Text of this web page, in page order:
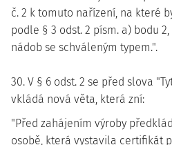
č. 2 k tomuto nařízení, na které
podle § 3 odst. 2 písm. a) bodu
nádob se schváleným typem.".
30. V § 6 odst. 2 se před slova
vkládá nová věta, která zní:
"Před zahájením výroby
osobě, která vystavila certifikát